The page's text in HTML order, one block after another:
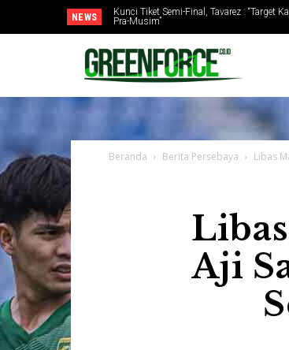
NEWS
Jelang Lawan PSMS Medan, Tavarez :
Selanjutnya”
Beranda Berita Persebaya Libas
Aji